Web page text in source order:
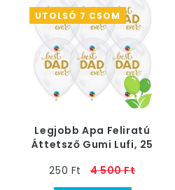
UTOLSÓ 7 CSOM
Legjobb Apa Feliratú
Áttetsző Gumi Lufi, 25
250 Ft
4 500 Ft